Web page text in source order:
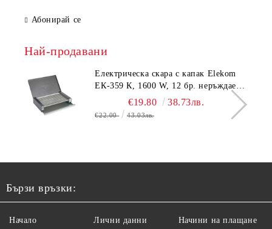
Абонирай се
Най-продавани
Електрическа скара с капак Elekom
ЕК-359 К, 1600 W, 12 бр. неръждаеми
тръбни нагревятеля
€19.80 38.73лв.
€22.00 43.03лв.
Бързи връзки:
Начало Лични данни Начини на плащане